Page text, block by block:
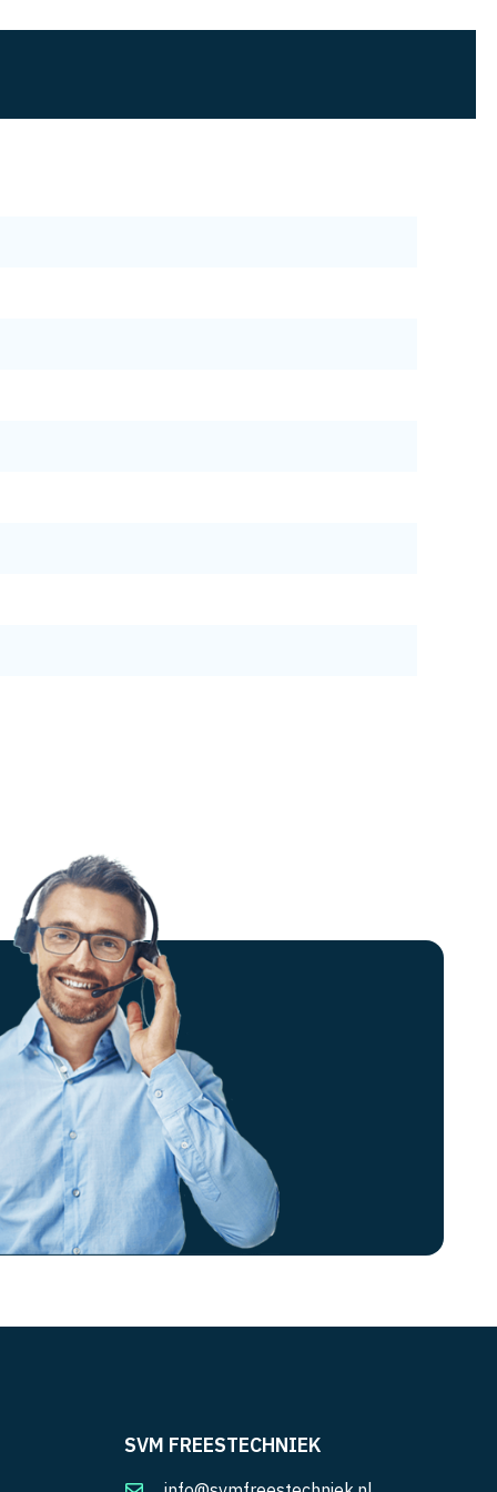
SVM FREESTECHNIEK